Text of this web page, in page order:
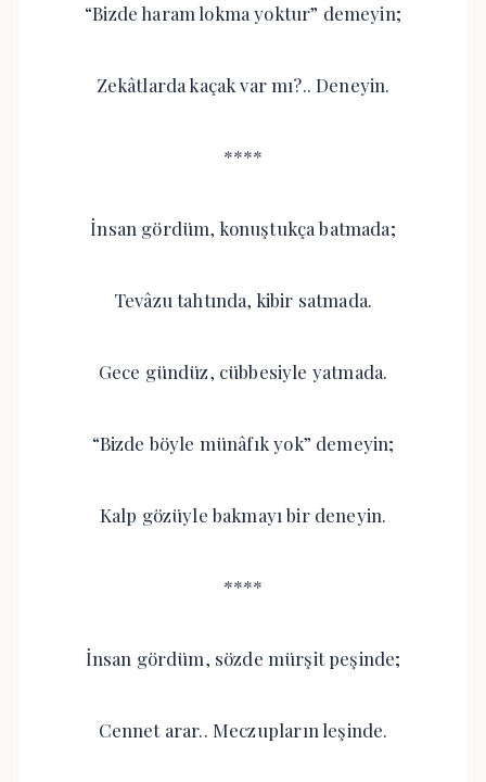
“Bizde haram lokma yoktur” demeyin;
Zekâtlarda kaçak var mı?.. Deneyin.
****
İnsan gördüm, konuştukça batmada;
Tevâzu tahtında, kibir satmada.
Gece gündüz, cübbesiyle yatmada.
“Bizde böyle münâfık yok” demeyin;
Kalp gözüyle bakmayı bir deneyin.
****
İnsan gördüm, sözde mürşit peşinde;
Cennet arar.. Meczupların leşinde.